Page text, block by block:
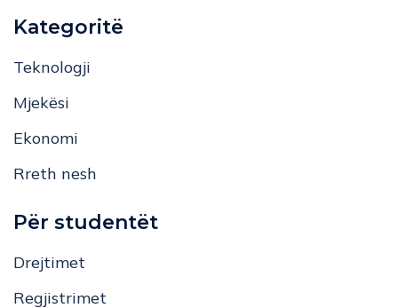
Kategoritë
Teknologji
Mjekësi
Ekonomi
Rreth nesh
Për studentët
Drejtimet
Regjistrimet